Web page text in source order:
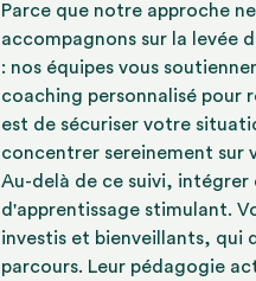
Parce que notre approche
accompagnons sur la levée
: nos équipes vous
coaching personnalisé pour
est de sécuriser votre
concentrer sereinement sur
Au-delà de ce suivi,
d'apprentissage stimulant.
investis et bienveillants, qui
parcours. Leur pédagogie